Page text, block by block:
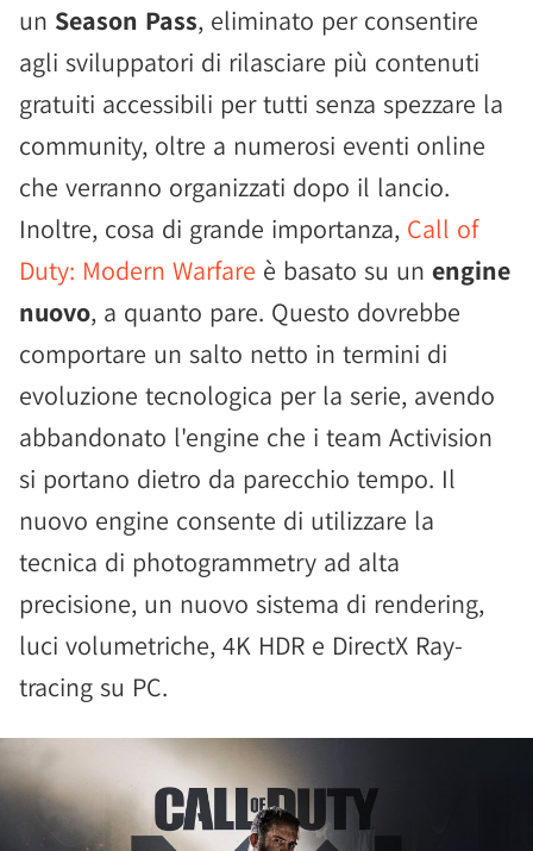
un Season Pass, eliminato per consentire
agli sviluppatori di rilasciare più contenuti
gratuiti accessibili per tutti senza spezzare la
community, oltre a numerosi eventi online
che verranno organizzati dopo il lancio.
Inoltre, cosa di grande importanza, Call of
Duty: Modern Warfare è basato su un engine
nuovo, a quanto pare. Questo dovrebbe
comportare un salto netto in termini di
evoluzione tecnologica per la serie, avendo
abbandonato l'engine che i team Activision
si portano dietro da parecchio tempo. Il
nuovo engine consente di utilizzare la
tecnica di photogrammetry ad alta
precisione, un nuovo sistema di rendering,
luci volumetriche, 4K HDR e DirectX Ray-
tracing su PC.